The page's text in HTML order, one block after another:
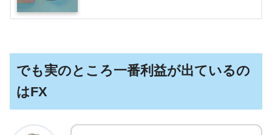
でも実のところ一番利益が出ているの
はFX